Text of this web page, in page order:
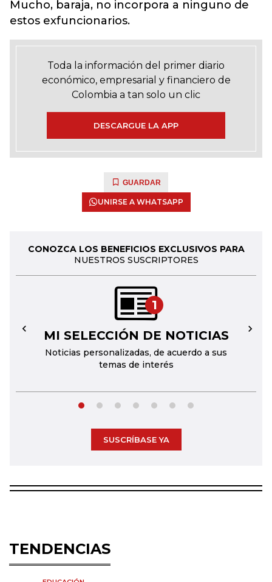
Mucho, baraja, no incorpora a ninguno de
estos exfuncionarios.
Toda la información del primer diario
económico, empresarial y financiero de
Colombia a tan solo un clic
DESCARGUE LA APP
GUARDAR
UNIRSE A WHATSAPP
CONOZCA LOS BENEFICIOS EXCLUSIVOS PARA
NUESTROS SUSCRIPTORES
1
MI SELECCIÓN DE NOTICIAS
Noticias personalizadas, de acuerdo a sus
temas de interés
← →
SUSCRÍBASE YA
TENDENCIAS